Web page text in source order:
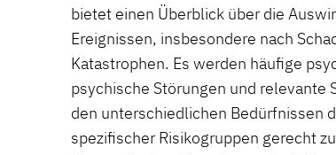
bietet einen Überblick über die
Ereignissen, insbesondere nach
Katastrophen. Es werden häufige
psychische Störungen und
den unterschiedlichen Bedürfnissen
spezifischer Risikogruppen gerecht